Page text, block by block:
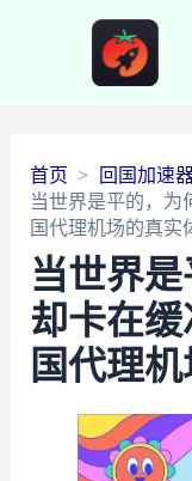
首页
回国加速
当世界是平的，为
国代理机场的真实
当世界
却卡在缓
国代理